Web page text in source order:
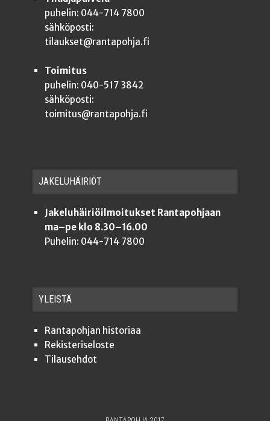
puhelin: 044-714 7800
sähköposti:
tilaukset@rantapohja.fi
Toimitus
puhelin: 040-517 3842
sähköposti:
toimitus@rantapohja.fi
JAKE­LU­HÄI­RIÖT
Jakeluhäiriöilmoitukset Rantapohjaan
ma–pe klo 8.30–16.00
Puhelin: 044-714 7800
YLEISTÄ
Ran­ta­poh­jan historiaa
Rekis­te­ri­se­los­te
Tilauseh­dot